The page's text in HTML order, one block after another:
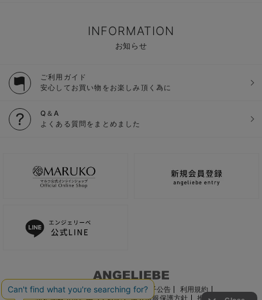
INFORMATION
お知らせ
ご利用ガイド
安心してお買い物をお楽しみ頂く為に
Q＆A
よくある質問をまとめました
ご利用ガイド 会社概要 電子公告
利用規約
特定商取引法に基づく表記
個人情報保護方針 推奨環境